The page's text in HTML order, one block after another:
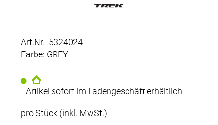
Art.Nr. 5324024
Farbe: GREY
Artikel sofort im Ladengeschäft erhältlich
pro Stück (inkl. MwSt.)